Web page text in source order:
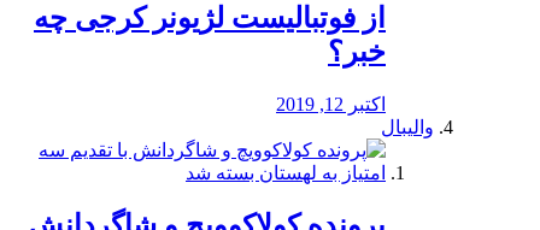
از فوتبالیست لژیونر کرجی چه
خبر؟
اکتبر 12, 2019
والیبال